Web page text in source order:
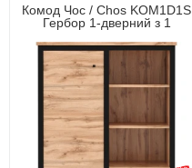
Комод Чос / Chos KOM1D1S
Гербор 1-дверний з 1